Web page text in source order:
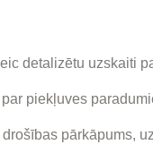
detalizētu uzskaiti
piekļuves
pārkāpums,